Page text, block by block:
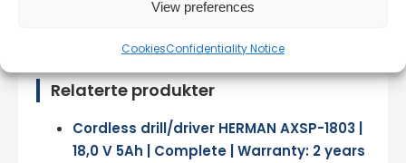
View preferences
CookiesConfidentiality Notice
Relaterte produkter
Cordless drill/driver HERMAN AXSP-1803 |
18,0 V 5Ah | Complete | Warranty: 2 years